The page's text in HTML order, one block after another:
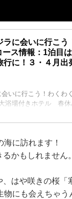
ラに会いに行こ
ス情報：1泊目
に！３・４月
会いに行こう！わく
浴場付きホテル 春
に訪れます！
るかもしれません
はや咲きの桜「
物にも会えちゃう